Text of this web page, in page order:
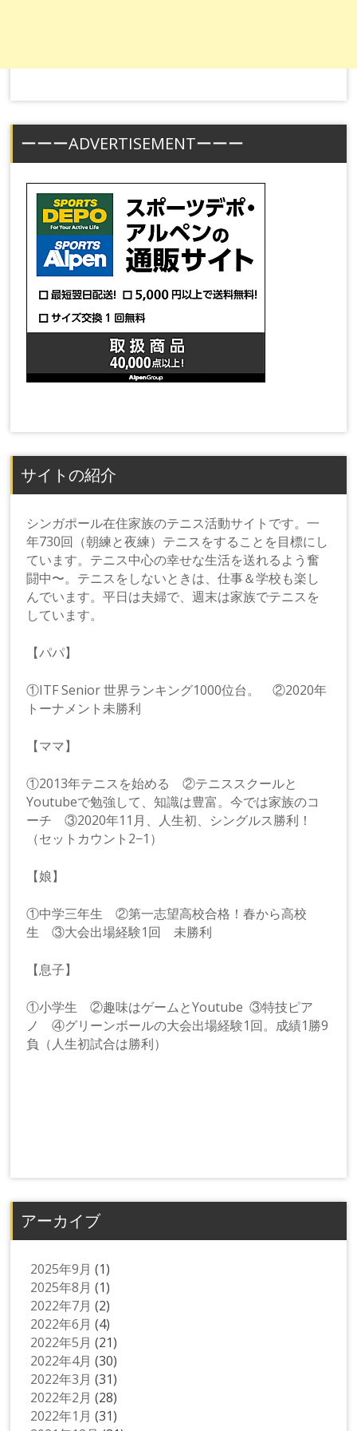
ーーーADVERTISEMENTーーー
サイトの紹介
シンガポール在住家族のテニス活動サイトです。一
年730回（朝練と夜練）テニスをすることを目標にし
ています。テニス中心の幸せな生活を送れるよう奮
闘中〜。テニスをしないときは、仕事＆学校も楽し
んでいます。平日は夫婦で、週末は家族でテニスを
しています。
【パパ】
①ITF Senior 世界ランキング1000位台。 ②2020年
トーナメント未勝利
【ママ】
①2013年テニスを始める ②テニススクールと
Youtubeで勉強して、知識は豊富。今では家族のコ
ーチ ③2020年11月、人生初、シングルス勝利！
（セットカウント2−1）
【娘】
①中学三年生 ②第一志望高校合格！春から高校
生 ③大会出場経験1回 未勝利
【息子】
①小学生 ②趣味はゲームとYoutube ③特技ピア
ノ ④グリーンボールの大会出場経験1回。成績1勝9
負（人生初試合は勝利）
アーカイブ
2025年9月 (1)
2025年8月 (1)
2022年7月 (2)
2022年6月 (4)
2022年5月 (21)
2022年4月 (30)
2022年3月 (31)
2022年2月 (28)
2022年1月 (31)